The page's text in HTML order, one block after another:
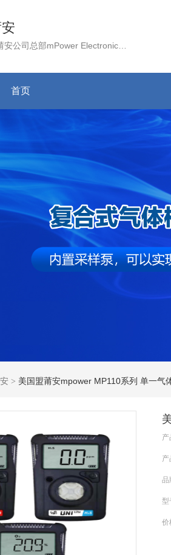
首页
> 美国盟莆安mpower MP110系列 单一气
产
产
品
型
价